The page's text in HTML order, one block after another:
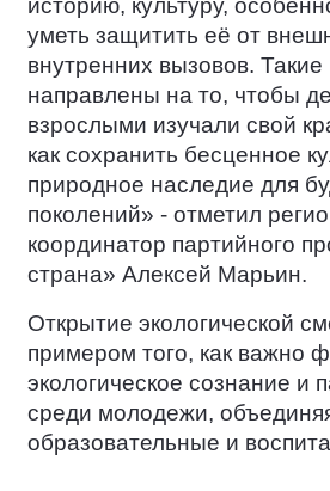
историю, культуру,
уметь защитить её от
внутренних вызовов.
направлены на то, чтобы
взрослыми изучали свой
как сохранить бесценное
природное наследие для
поколений» - отметил
координатор партийного
страна» Алексей Марьин.
Открытие экологической
примером того, как важно
экологическое сознание и
среди молодежи,
образовательные и